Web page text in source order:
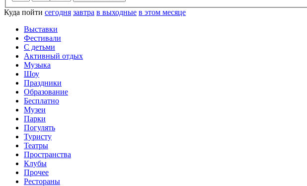
Куда пойти сегодня завтра в выходные в этом месяце
Выставки
Фестивали
С детьми
Активный отдых
Музыка
Шоу
Праздники
Образование
Бесплатно
Музеи
Парки
Погулять
Туристу
Театры
Пространства
Клубы
Прочее
Рестораны